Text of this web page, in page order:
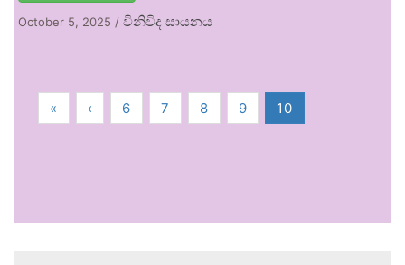
October 5, 2025 / විනිවිද සායනය
« ‹ 6 7 8 9 10